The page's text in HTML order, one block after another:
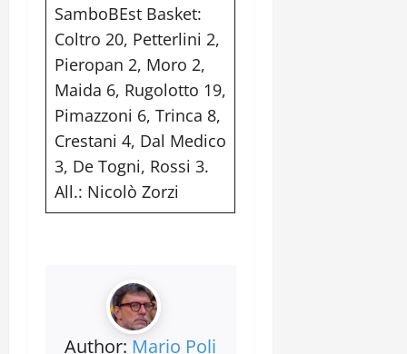
SamboBEst Basket:
Coltro 20, Petterlini 2,
Pieropan 2, Moro 2,
Maida 6, Rugolotto 19,
Pimazzoni 6, Trinca 8,
Crestani 4, Dal Medico
3, De Togni, Rossi 3.
All.: Nicolò Zorzi
Author: Mario Poli